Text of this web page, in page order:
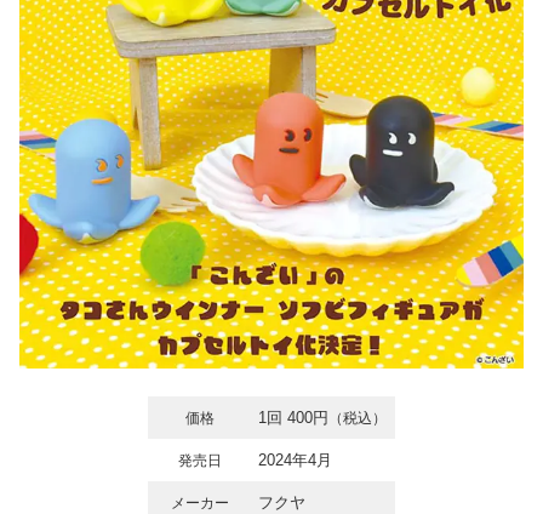
価格 1回 400円 （税込）
発売日 2024年4月
メーカー フクヤ